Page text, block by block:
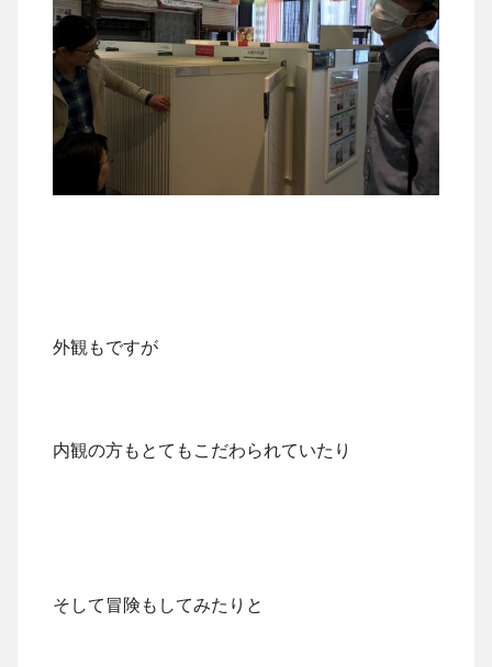
外観もですが
内観の方もとてもこだわられていたり
そして冒険もしてみたりと